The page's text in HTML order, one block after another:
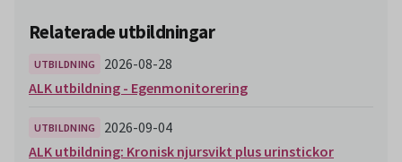
Relaterade utbildningar
UTBILDNING
2026-08-28
ALK utbildning - Egenmonitorering
UTBILDNING
2026-09-04
ALK utbildning: Kronisk njursvikt plus urinstickor